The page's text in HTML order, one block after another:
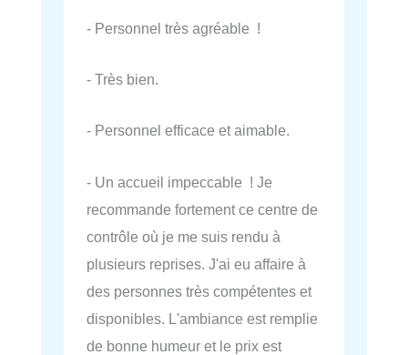
- Personnel très agréable !
- Très bien.
- Personnel efficace et aimable.
- Un accueil impeccable ! Je
recommande fortement ce centre de
contrôle où je me suis rendu à
plusieurs reprises. J'ai eu affaire à
des personnes très compétentes et
disponibles. L'ambiance est remplie
de bonne humeur et le prix est